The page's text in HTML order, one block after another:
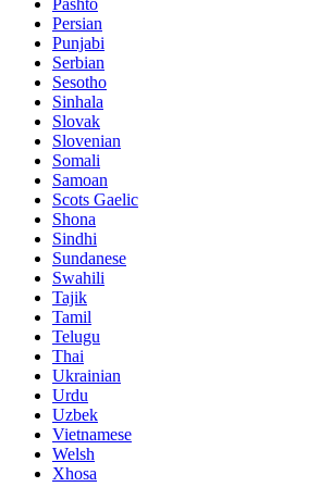
Pashto
Persian
Punjabi
Serbian
Sesotho
Sinhala
Slovak
Slovenian
Somali
Samoan
Scots Gaelic
Shona
Sindhi
Sundanese
Swahili
Tajik
Tamil
Telugu
Thai
Ukrainian
Urdu
Uzbek
Vietnamese
Welsh
Xhosa